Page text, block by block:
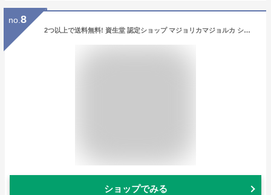
no. 8
2つ以上で送料無料! 資生堂 認定ショップ マジョリカマジョルカ シャドーカスタマイズ BR583 テディ （アイシャドー）
ショップでみる